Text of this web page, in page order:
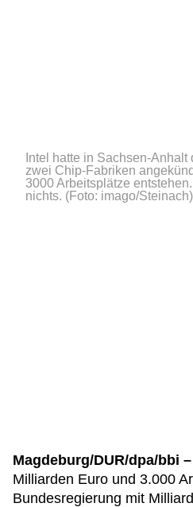
Intel hatte in Sachsen-
zwei Chip-Fabriken
3000 Arbeitsplätze
nichts. (Foto: imago/Steinach)
Magdeburg/DUR/dpa/bbi –
Milliarden Euro und 3.000
Bundesregierung mit